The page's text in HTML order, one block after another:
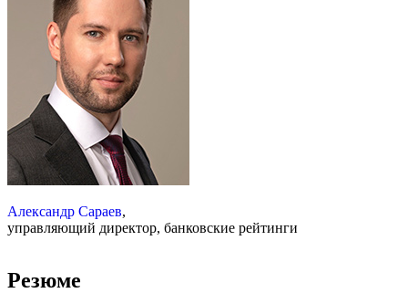
Александр Сараев,
управляющий директор, банковские рейтинги
Резюме